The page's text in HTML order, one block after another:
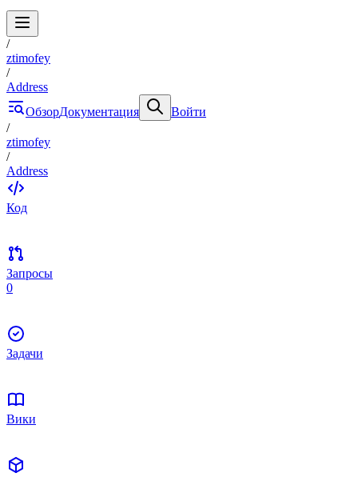
/
ztimofey
/
Address
ОбзорДокументация
Войти
/
ztimofey
/
Address
Код
Запросы
0
Задачи
Вики